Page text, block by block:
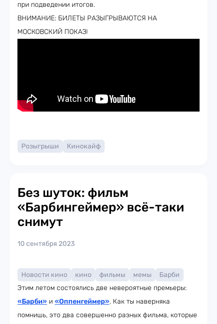
при подведении итогов.
ВНИМАНИЕ: БИЛЕТЫ РАЗЫГРЫВАЮТСЯ НА
МОСКОВСКИЙ ПОКАЗ!
Розыгрыши Кинокайф
Без шуток: фильм
«Барбингеймер» всё-таки
снимут
10 сентября 2023
Новости кино кино фильмы мемы
Барби
Этим летом состоялись две невероятные премьеры:
«Барби» и «Оппенгеймер». Как ты наверняка
помнишь, это два совершенно разных фильма, которые